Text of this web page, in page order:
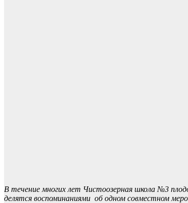
В течение многих лет Чистоозерная школа №3
делятся воспоминаниями об одном совместном